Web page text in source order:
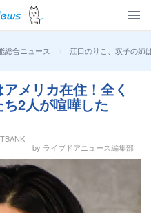
総合ニュース > 江口のりこ、双子の姉
メリカ在住！全く
2人が喧嘩した
by ライブドアニュース編集部